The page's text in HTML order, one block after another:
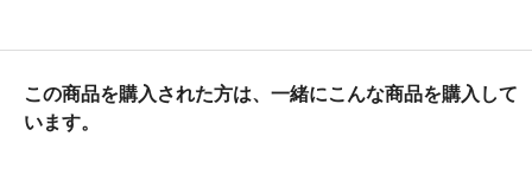
この商品を購入された方は、一緒にこんな商品を購入して
います。